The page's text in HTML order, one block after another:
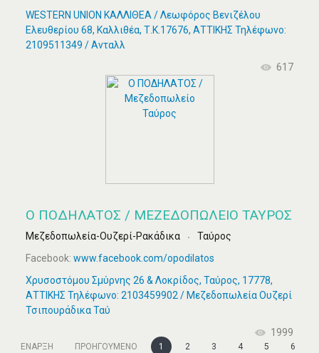
WESTERN UNION ΚΑΛΛΙΘΕΑ / Λεωφόρος Βενιζέλου
Ελευθερίου 68, Καλλιθέα, Τ.Κ.17676, ΑΤΤΙΚΗΣ Τηλέφωνο:
2109511349 / Ανταλλ
617
Ο ΠΟΔΗΛΑΤΟΣ / ΜΕΖΕΔΟΠΩΛΕΊΟ ΤΑΎΡΟΣ
Μεζεδοπωλεία-Ουζερί-Ρακάδικα
Ταύρος
Facebook: www.facebook.com/opodilatos
Χρυσοστόμου Σμύρνης 26 & Λοκρίδος, Ταύρος, 17778,
ΑΤΤΙΚΗΣ Τηλέφωνο: 2103459902 / Μεζεδοπωλεία Ουζερί
Τσιπουράδικα Ταύ
1999
ΈΝΑΡΞΗ ΠΡΟΗΓΟΎΜΕΝΟ 1 2 3 4 5 6